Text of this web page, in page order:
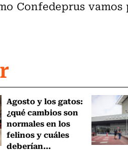
Confedeprus vamos
Agosto y los gatos:
¿qué cambios son
normales en los
felinos y cuáles
deberían...